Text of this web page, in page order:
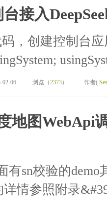
接入
，创建控制台
02-06 浏览（2373） 作者(
地图WebApi
有sn校验的demo
情参照附录